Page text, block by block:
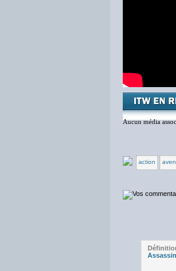
Aucun média
action